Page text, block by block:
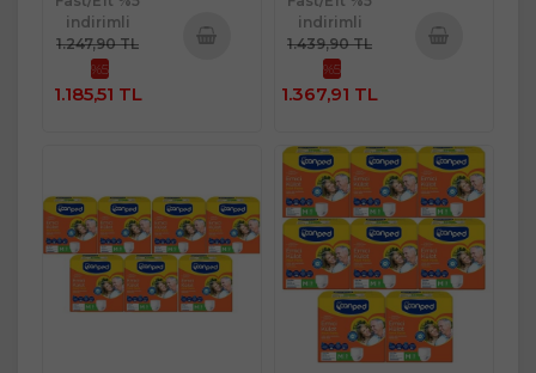
indirimli
1.247,90 TL
%5
1.185,51 TL
indirimli
1.439,90 TL
%5
1.367,91 TL